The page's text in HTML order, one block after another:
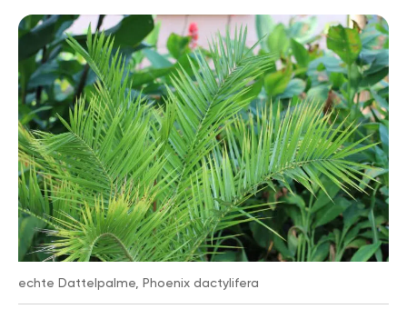
echte Dattelpalme, Phoenix dactylifera